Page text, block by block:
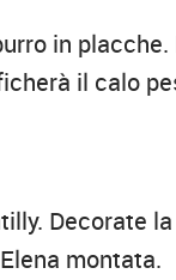
in placche.
il calo
Decorate
montata.